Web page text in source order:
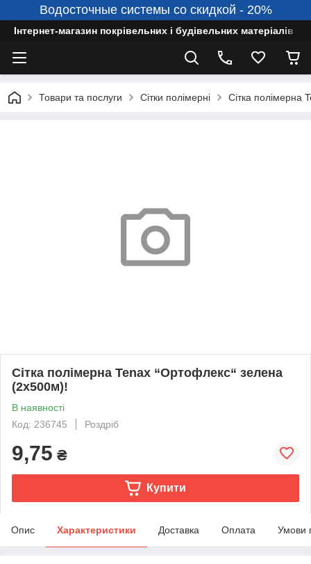
Водосточные системы со скидкой - 20%
Інтернет-магазин покрівельних і будівельних матеріалів
Товари та послуги Сітки полімерні Сітка полімерна
Сітка полімерна Tenax “Ортофлекс“ зелена
(2х500м)!
В наявності
Код: 236745
Роздріб
9,75 ₴
Купити
Опис Характеристики Доставка Оплата Умови